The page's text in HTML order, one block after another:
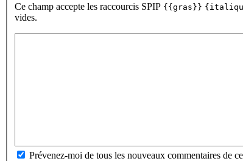
Ce champ accepte les raccourcis SPIP {{gras}}
vides.
Prévenez-moi de tous les nouveaux commentaires de